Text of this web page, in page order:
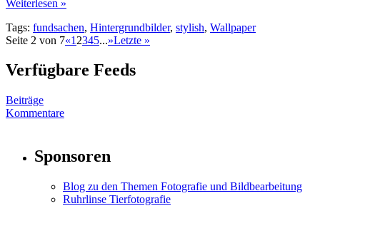
Weiterlesen »
Tags: fundsachen, Hintergrundbilder, stylish, Wallpaper
Seite 2 von 7«1 2345...»Letzte »
Verfügbare Feeds
Beiträge
Kommentare
Sponsoren
Blog zu den Themen Fotografie und Bildbearbeitung
Ruhrlinse Tierfotografie